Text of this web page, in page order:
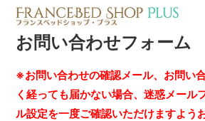
お問い合わせフォーム
※お問い合わせの確認メール、お問い
く経っても届かない場合、迷惑メール
ル設定を一度ご確認いただけますよう